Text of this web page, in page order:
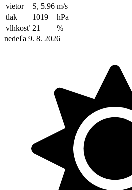
vietor
S, 5.96 m/s
tlak
1019
hPa
vlhkosť 21
%
nedeľa 9. 8. 2026